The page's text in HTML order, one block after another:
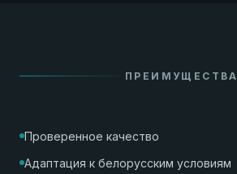
ПРЕИМУЩЕСТВА
Проверенное качество
Адаптация к белорусским условиям